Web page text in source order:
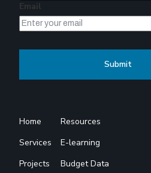
Email
Home
Services
Projects
Resources
E-learning
Budget Data